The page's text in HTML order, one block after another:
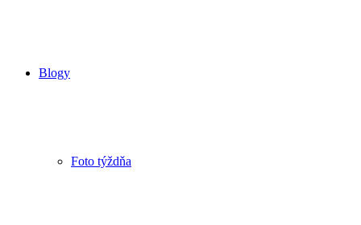
Blogy
Foto týždňa